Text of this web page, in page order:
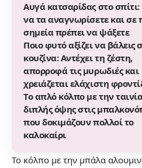
Αυγά κατσαρίδας στο
να τα αναγνωρίσετε και σε
σημεία πρέπει να ψάξετε
Ποιο φυτό αξίζει να βάλεις
κουζίνα: Αντέχει τη ζέστη,
απορροφά τις μυρωδιές και
χρειάζεται ελάχιστη
Το απλό κόλπο με την
διπλής όψης στις
που δοκιμάζουν πολλοί το
καλοκαίρι
Το κόλπο με την μπάλα